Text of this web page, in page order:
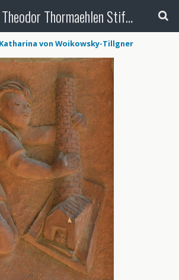
Johannes Theodor Thormaehlen Stiftung
von Woikowsky-Tillgner